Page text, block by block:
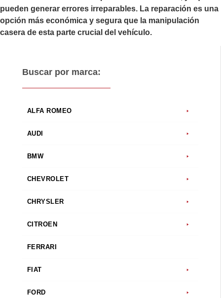
Buscar por marca:
ALFA ROMEO
AUDI
BMW
CHEVROLET
CHRYSLER
CITROEN
FERRARI
FIAT
FORD
pueden generar errores irreparables. La reparación es una
opción más económica y segura que la manipulación
casera de esta parte crucial del vehículo.